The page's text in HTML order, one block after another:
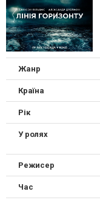
Жанр
Країна
Рік
У ролях
Режисер
Час